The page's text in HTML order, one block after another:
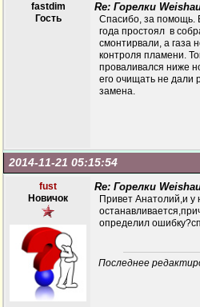
fastdim
Гость
Re: Горелки
Спасибо, за помощь.
года простоял в
смонтирвали, а газа
контроля пламени.
проваливался ниже
его очищать не дали
замена.
2014-11-21 05:15:54
fust
Новичок
Re: Горелки
Привет Анатолий,и у
определил
Последнее